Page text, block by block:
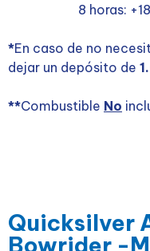
8 horas:
*En caso de no
dejar un depósito de
**Combustible No
Quicksilver
Bowrider -